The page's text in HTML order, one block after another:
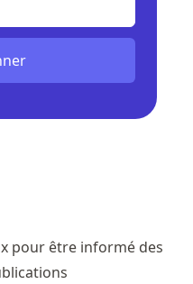
pour être informé des